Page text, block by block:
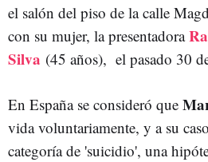
el salón del piso de la calle
con su mujer, la presentadora
Silva (45 años), el pasado 30
En España se consideró que
vida voluntariamente, y a su
categoría de 'suicidio', una